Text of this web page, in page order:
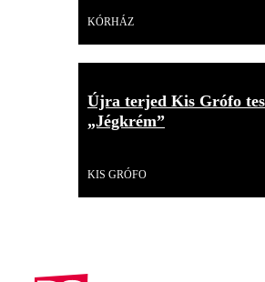
KÓRHÁZ
Újra terjed Kis Grófo
„Jégkrém”
KIS GRÓFO